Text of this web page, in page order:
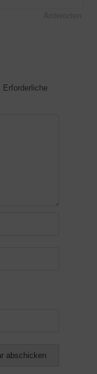
Erforderliche